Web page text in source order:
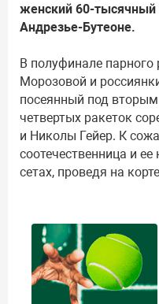
женский 60-тысячный
Андрезье-Бутеоне.
В полуфинале
Морозовой и
посеянный под
четвертых ракеток
и Николы Гейер. К
соотечественница и
сетах, проведя на